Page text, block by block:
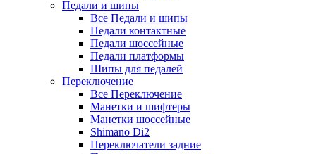
Педали и шипы
Все Педали и шипы
Педали контактные
Педали шоссейные
Педали платформы
Шипы для педалей
Переключение
Все Переключение
Манетки и шифтеры
Манетки шоссейные
Shimano Di2
Переключатели задние